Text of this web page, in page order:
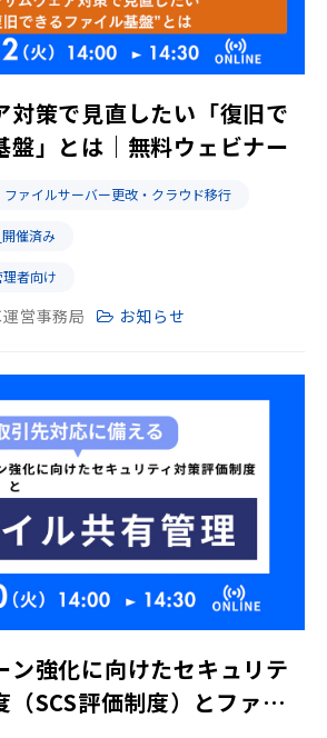
対策で見直したい「復旧で
盤」とは｜無料ウェビナー
ファイルサーバー更改・クラウド移行
催済み
者向け
運営事務局 お知らせ
ン強化に向けたセキュリテ
（SCS評価制度）とファイ